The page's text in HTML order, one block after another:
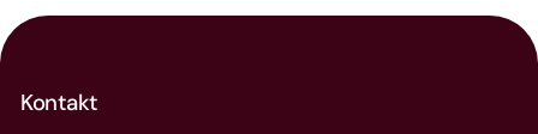
Kontakt